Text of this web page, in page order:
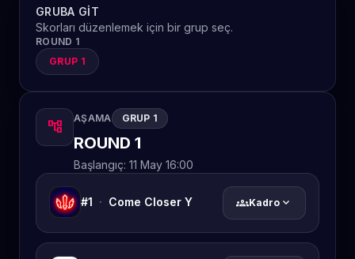
GRUBA GIT
Skorları düzenlemek için bir grup seç.
ROUND 1
GRUP 1
account_tree AŞAMA GRUP 1
ROUND 1
Başlangıç: 11 May 16:00
#1 · Come Closer Y groupsKadro expand_more